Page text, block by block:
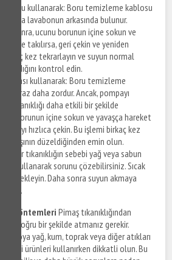
kullanarak: Boru temizleme kablosu
veya lavabonun arkasında bulunur.
sonra, ucunu borunun içine sokun ve
takılırsa, geri çekin ve yeniden
birkaç kez tekrarlayın ve suyun normal
kontrol edin.
kullanarak: Boru temizleme
biraz daha zordur. Ancak, pompayı
ki tıkanıklığı daha etkili bir şekilde
borunun içine sokun ve yavaşça hareket
hızlıca çekin. Bu işlemi birkaç kez
akışının düzeldiğinden emin olun.
Eğer tıkanıklığın sebebi yağ veya sabun
su kullanarak sorunu çözebilirsiniz. Sıcak
ve bekleyin. Daha sonra suyun akmaya
edin.
Yöntemleri Pimaş tıkanıklığından
doğru bir şekilde atmanız gerekir.
yağ, kum, toprak veya diğer atıkları
ürünleri kullanırken dikkatli olun. Bu